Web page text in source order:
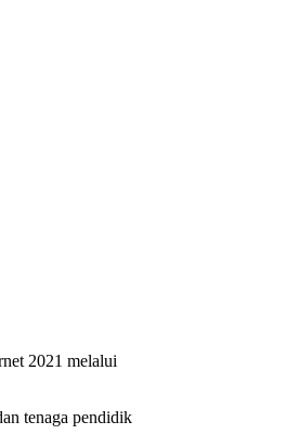
2021 melalui
tenaga pendidik